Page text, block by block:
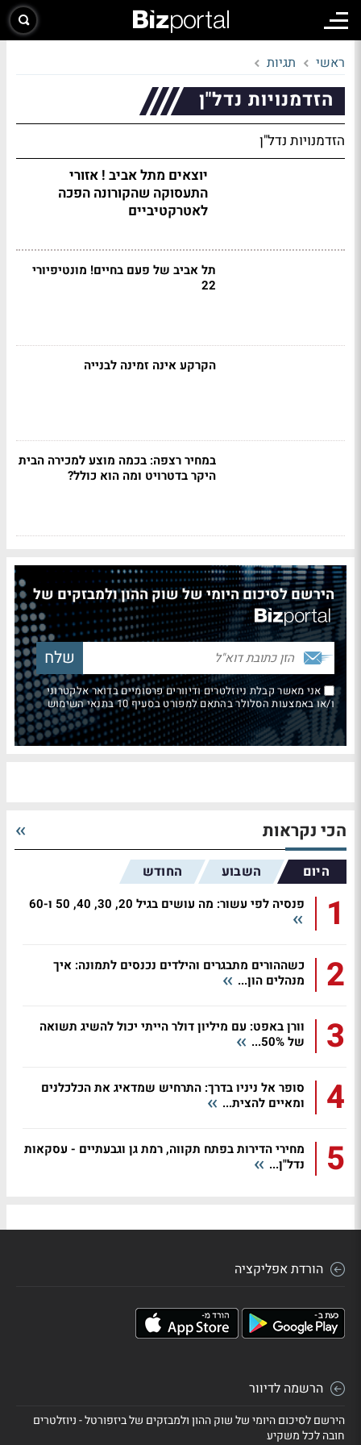
ראשי תגיות
הזדמנויות נדל"ן
הזדמנויות נדל"ן
יוצאים מתל אביב ! אזורי
התעסוקה שהקורונה הפכה
לאטרקטיביים
תל אביב של פעם בחיים! מונטיפיורי
22
הקרקע אינה זמינה לבנייה
במחיר רצפה: בכמה מוצע למכירה הבית
היקר בדטרויט ומה הוא כולל?
הירשם לסיכום היומי של שוק ההון ולמבזקים של
אני מאשר קבלת ניוזלטרים ודיוורים פרסומיים בדואר אלקטרוני
ו/או באמצעות הסלולר בהתאם למפורט בסעיף 10 בתנאי השימוש
הכי נקראות
היום השבוע החודש
1 פנסיה לפי עשור: מה עושים בגיל 20, 30, 40, 50 ו-60
2
כשההורים מתבגרים והילדים נכנסים לתמונה: איך
מנהלים הון...
3
וורן באפט: עם מיליון דולר הייתי יכול להשיג תשואה
של 50%...
4
סופר אל ניניו בדרך: התרחיש שמדאיג את הכלכלנים
ומאיים להצית...
5
מחירי הדירות בפתח תקווה, רמת גן וגבעתיים - עסקאות
נדל"ן...
הורדת אפליקציה
הרשמה לדיוור
הירשם לסיכום היומי של שוק ההון ולמבזקים של ביזפורטל - ניוזלטרים
חובה לכל משקיע